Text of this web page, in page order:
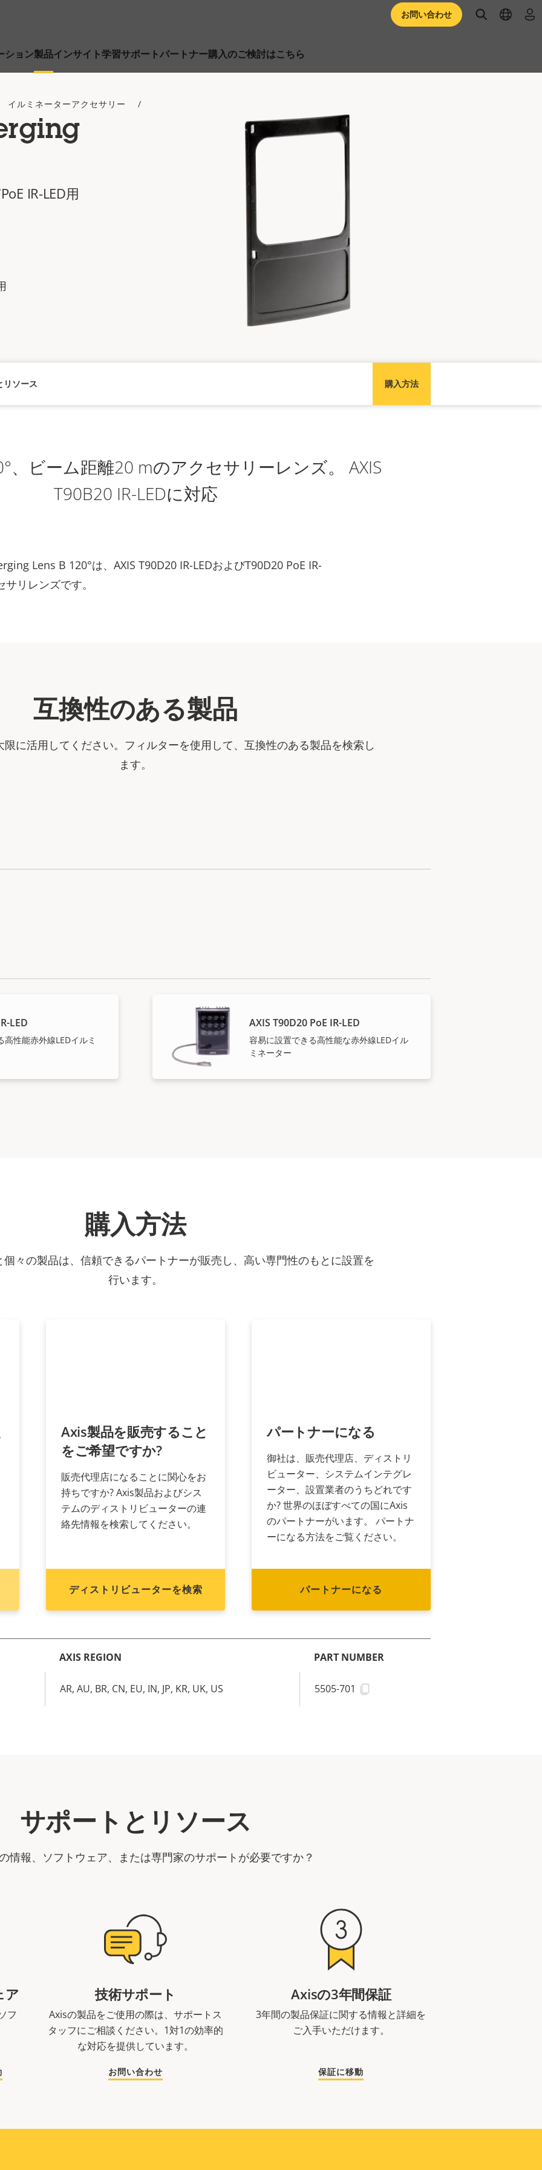
ション製品インサイト学習サポートパートナー購入のご検討はこちら
お問い合わせ openopen
イルミネーターアクセサリー
IR-LED用
購入方法
リソース
、ビーム距離20 mのアクセサリーレンズ。 AXIS
T90B20 IR-LEDに対応
Lens B 120°は、AXIS T90D20 IR-LEDおよびT90D20 PoE IR-
サリレンズです。
互換性のある製品
限に活用してください。フィルターを使用して、互換性のある製品を検索し
ます。
LED
性能赤外線LEDイルミ
AXIS T90D20 PoE IR-LED
容易に設置できる高性能な赤外線LEDイル
ミネーター
購入方法
々の製品は、信頼できるパートナーが販売し、高い専門性のもとに設置を
行います。
Axis製品を販売すること
をご希望ですか?
販売代理店になることに関心をお
持ちですか? Axis製品およびシス
テムのディストリビューターの連
絡先情報を検索してください。
ディストリビューターを検索
パートナーになる
御社は、販売代理店、ディストリ
ビューター、システムインテグレ
ーター、設置業者のうちどれです
か? 世界のほぼすべての国にAxis
のパートナーがいます。 パートナ
ーになる方法をご覧ください。
パートナーになる
AXIS REGION PART NUMBER
AR, AU, BR, CN, EU, IN, JP, KR, UK, US 5505-701
サポートとリソース
情報、ソフトウェア、または専門家のサポートが必要ですか？
ア
フ
技術サポート
Axisの製品をご使用の際は、サポートス
タッフにご相談ください。1対1の効率的
な対応を提供しています。
お問い合わせ
Axisの3年間保証
3年間の製品保証に関する情報と詳細を
ご入手いただけます。
保証に移動